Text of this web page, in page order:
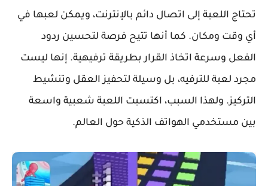
تحتاج اللعبة إلى اتصال دائم بالإنترنت، ويمكن لعبها في
أي وقت ومكان. كما أنها تتيح فرصة لتحسين ردود
الفعل وسرعة اتخاذ القرار بطريقة ترفيهية. إنها ليست
مجرد لعبة للترفيه، بل وسيلة لتحفيز العقل وتنشيط
التركيز. ولهذا السبب، اكتسبت اللعبة شعبية واسعة
بين مستخدمي الهواتف الذكية حول العالم.